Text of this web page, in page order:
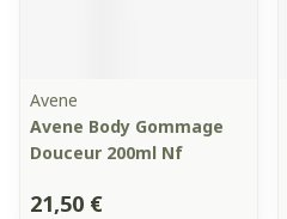
Avene
Avene Body Gommage
Douceur 200ml Nf
21,50 €